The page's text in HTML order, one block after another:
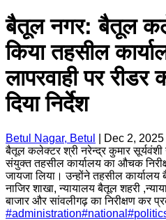
बैतूल नगर: बैतूल
किया तहसील
लापरवाही पर
दिया निर्देश
Betul Nagar, Betul
Dec 2, 2025
बैतूल कलेक्टर श्री नरेन्द्र कुमार
संयुक्त तहसील कार्यालय का औचक
जायजा लिया। उन्होंने तहसील कार्यालय
नाजिर शाखा, न्यायालय बैतूल शहरी
बाजार और सांवलीगढ़ का निरीक्षण कर
#administration#national #